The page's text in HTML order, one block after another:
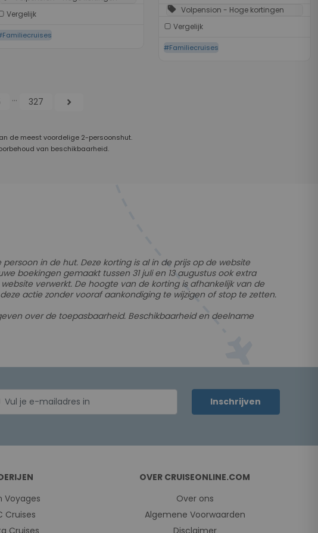
Vergelijk
sell Volpension - Hoge kortingen
Vergelijk
#Familiecruises
... 327 chevron_right
de meest voordelige 2-persoonshut.
van beschikbaarheid.
in de hut. Deze korting is al in de prijs op de website
boekingen gemaakt tussen 31 juli en 13 augustus ook extra
verwerkt. De hoogte van de korting is afhankelijk van de
actie zonder vooraf aankondiging te wijzigen of stop te zetten.
over de toepasbaarheid. Beschikbaarheid en deelname
Inschrijven
Voyages
Cruises
Cruises
OVER CRUISEONLINE.COM
Over ons
Algemene Voorwaarden
Disclaimer